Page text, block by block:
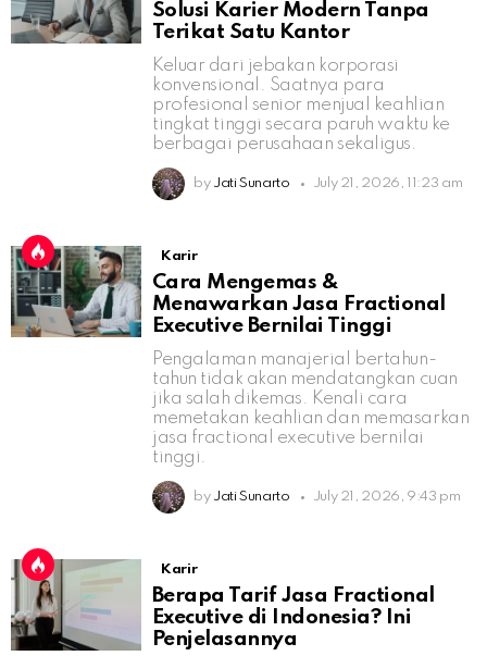
Solusi Karier Modern Tanpa
Terikat Satu Kantor
Keluar dari jebakan korporasi
konvensional. Saatnya para
profesional senior menjual keahlian
tingkat tinggi secara paruh waktu ke
berbagai perusahaan sekaligus.
by Jati Sunarto July 21, 2026, 11:23 am
Karir
Cara Mengemas &
Menawarkan Jasa Fractional
Executive Bernilai Tinggi
Pengalaman manajerial bertahun-
tahun tidak akan mendatangkan cuan
jika salah dikemas. Kenali cara
memetakan keahlian dan memasarkan
jasa fractional executive bernilai
tinggi.
by Jati Sunarto July 21, 2026, 9:43 pm
Karir
Berapa Tarif Jasa Fractional
Executive di Indonesia? Ini
Penjelasannya